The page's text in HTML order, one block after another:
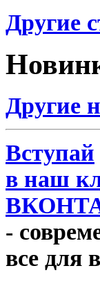
Другие
Другие
Вступай
в наш
-
все для